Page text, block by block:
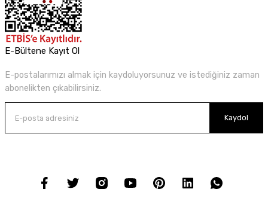
E-Bültene Kayıt Ol
E-postalarımızı almak için kaydoluyorsunuz ve istediğiniz zaman
abonelikten çıkabilirsiniz.
Kaydol